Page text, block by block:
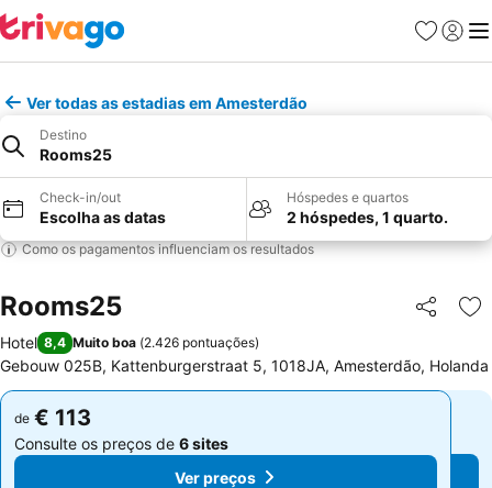
Favoritos
Iniciar
Ver todas as estadias em Amesterdão
Destino
Rooms25
Check-in/out
Escolha as datas
Hóspedes e quartos
2 hóspedes, 1 quarto.
Como os pagamentos influenciam os resultados
Rooms25 Partilhar
Hotel 8,4 Muito boa (2.426 pontuações)
Gebouw 025B, Kattenburgerstraat 5, 1018JA, Amesterdão, Holanda
de € 113
Consulte os preços de 6 sites
Ver preços
de € 113
Consulte os preços de 6 sites
Ver preços